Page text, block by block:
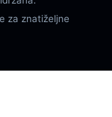
za znatiželjne